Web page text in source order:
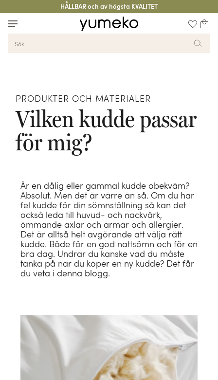
HÅLLBAR och av högsta KVALITET
Tillbaka till översikten
PRODUKTER OCH MATERIALER
Vilken kudde passar
för mig?
Är en dålig eller gammal kudde obekväm?
Absolut. Men det är värre än så. Om du har
fel kudde för din sömnställning så kan det
också leda till huvud- och nackvärk,
ömmande axlar och armar och allergier.
Det är alltså helt avgörande att välja rätt
kudde. Både för en god nattsömn och för en
bra dag. Undrar du kanske vad du måste
tänka på när du köper en ny kudde? Det får
du veta i denna blogg.